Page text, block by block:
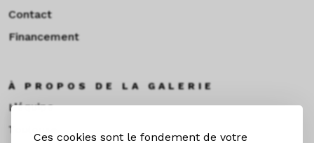
Ces cookies sont le fondement de votre
Contact
Financement
À PROPOS DE LA GALERIE
L’équipe
Toulouse